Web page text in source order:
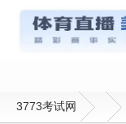
3773考试网